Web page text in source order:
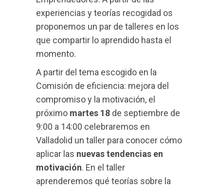
experiencias y teorías recogidad os
proponemos un par de talleres en los
que compartir lo aprendido hasta el
momento.
A partir del tema escogido en la
Comisión de eficiencia: mejora del
compromiso y la motivación, el
próximo martes 18 de septiembre de
9:00 a 14:00 celebraremos en
Valladolid un taller para conocer cómo
aplicar las nuevas tendencias en
motivación. En el taller
aprenderemos qué teorías sobre la